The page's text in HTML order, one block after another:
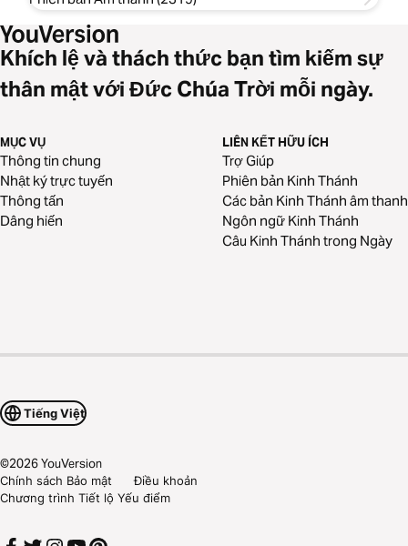
Khích lệ và thách thức bạn tìm kiếm sự
thân mật với Đức Chúa Trời mỗi ngày.
MỤC VỤ
Thông tin chung
Nhật ký trực tuyến
Thông tấn
Dâng hiến
LIÊN KẾT HỮU ÍCH
Trợ Giúp
Phiên bản Kinh Thánh
Các bản Kinh Thánh âm thanh
Ngôn ngữ Kinh Thánh
Câu Kinh Thánh trong Ngày
Tiếng Việt
©2026YouVersion
Chính sách Bảo mật
Điều khoản
Chương trình Tiết lộ Yếu điểm